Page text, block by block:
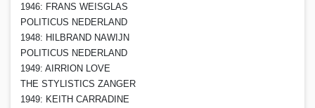
1946: FRANS WEISGLAS
POLITICUS NEDERLAND
1948: HILBRAND NAWIJN
POLITICUS NEDERLAND
1949: AIRRION LOVE
THE STYLISTICS ZANGER
1949: KEITH CARRADINE